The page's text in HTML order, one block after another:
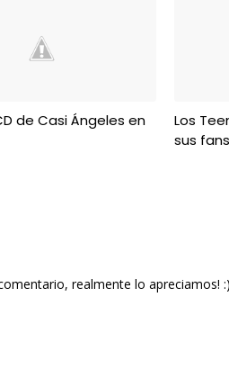
de Casi Ángeles en
Los
sus
realmente lo apreciamos! :)